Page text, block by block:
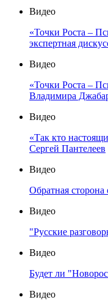
Видео
«Точки Роста –
экспертная
Видео
«Точки Роста –
Владимира
Видео
«Так кто
Сергей Пантелеев
Видео
Обратная
Видео
"Русские
Видео
Будет ли
Видео